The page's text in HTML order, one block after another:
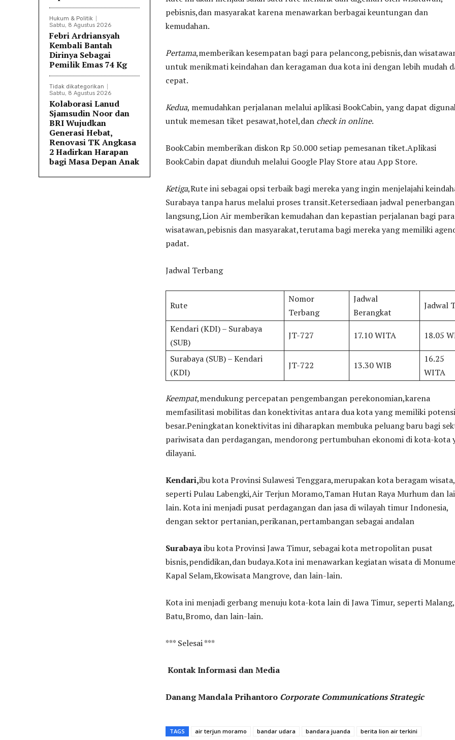
Hukum & Politik
Sabtu, 8 Agustus 2026
Febri Ardriansyah
Kembali Bantah
Dirinya Sebagai
Pemilik Emas 74 Kg
Tidak dikategorikan
Sabtu, 8 Agustus 2026
Kolaborasi Lanud
Sjamsudin Noor dan
BRI Wujudkan
Generasi Hebat,
Renovasi TK Angkasa
2 Hadirkan Harapan
bagi Masa Depan Anak
pebisnis,dan masyarakat karena menawarkan berbagai keuntungan dan
kemudahan.
Pertama,memberikan kesempatan bagi para pelancong,pebisnis,dan
untuk menikmati keindahan dan keragaman dua kota ini dengan lebih mudah
cepat.
Kedua, memudahkan perjalanan melalui aplikasi BookCabin, yang dapat
untuk memesan tiket pesawat,hotel,dan check in online.
BookCabin memberikan diskon Rp 50.000 setiap pemesanan tiket.Aplikasi
BookCabin dapat diunduh melalui Google Play Store atau App Store.
Ketiga,Rute ini sebagai opsi terbaik bagi mereka yang ingin menjelajahi
Surabaya tanpa harus melalui proses transit.Ketersediaan jadwal penerbangan
langsung,Lion Air memberikan kemudahan dan kepastian perjalanan bagi para
wisatawan,pebisnis dan masyarakat,terutama bagi mereka yang memiliki
padat.
Jadwal Terbang
Rute
Nomor
Terbang
Jadwal
Berangkat
Jadwal
Kendari (KDI) – Surabaya
(SUB)
JT-727 17.10 WITA 18.05
Surabaya (SUB) – Kendari
(KDI)
JT-722 13.30 WIB
16.25
WITA
Keempat,mendukung percepatan pengembangan perekonomian,karena
memfasilitasi mobilitas dan konektivitas antara dua kota yang memiliki potensi
besar.Peningkatan konektivitas ini diharapkan membuka peluang baru bagi
pariwisata dan perdagangan, mendorong pertumbuhan ekonomi di kota-kota
dilayani.
Kendari,ibu kota Provinsi Sulawesi Tenggara,merupakan kota beragam wisata,
seperti Pulau Labengki,Air Terjun Moramo,Taman Hutan Raya Murhum dan
lain. Kota ini menjadi pusat perdagangan dan jasa di wilayah timur Indonesia,
dengan sektor pertanian,perikanan,pertambangan sebagai andalan
Surabayaibu kota Provinsi Jawa Timur, sebagai kota metropolitan pusat
bisnis,pendidikan,dan budaya.Kota ini menawarkan kegiatan wisata di
Kapal Selam,Ekowisata Mangrove, dan lain-lain.
Kota ini menjadi gerbang menuju kota-kota lain di Jawa Timur, seperti Malang,
Batu,Bromo, dan lain-lain.
*** Selesai ***
Kontak Informasi dan Media
Danang Mandala Prihantoro Corporate Communications Strategic
TAGS air terjun moramo bandar udara bandara juanda
berita lion air terkini